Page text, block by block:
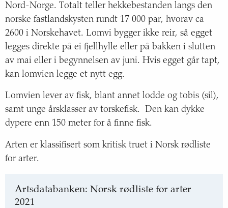
Nord-Norge. Totalt teller hekkebestanden langs den
norske fastlandskysten rundt 17 000 par, hvorav ca
2600 i Norskehavet. Lomvi bygger ikke reir, så egget
legges direkte på ei fjellhylle eller på bakken i slutten
av mai eller i begynnelsen av juni. Hvis egget går tapt,
kan lomvien legge et nytt egg.
Lomvien lever av fisk, blant annet lodde og tobis (sil),
samt unge årsklasser av torskefisk. Den kan dykke
dypere enn 150 meter for å finne fisk.
Arten er klassifisert som kritisk truet i Norsk rødliste
for arter.
Artsdatabanken: Norsk rødliste for arter
2021